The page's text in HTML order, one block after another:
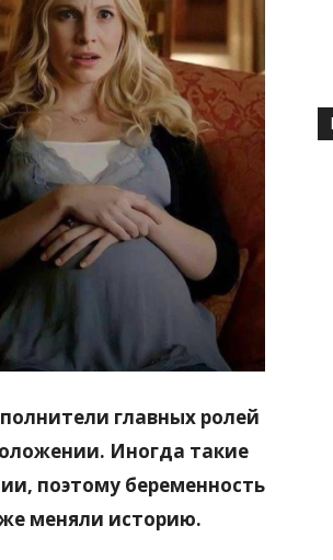
главных ролей
Иногда такие
поэтому беременность
меняли историю.